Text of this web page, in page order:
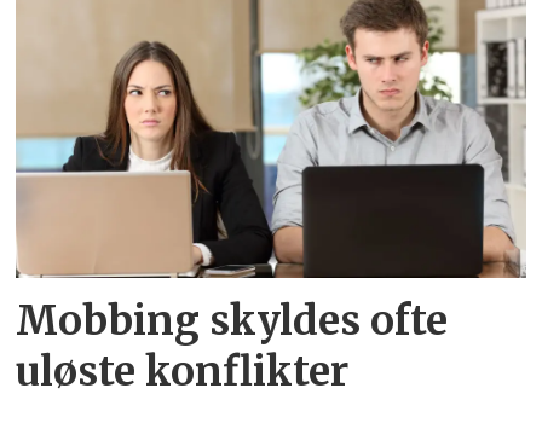
Mobbing skyldes ofte
uløste konflikter